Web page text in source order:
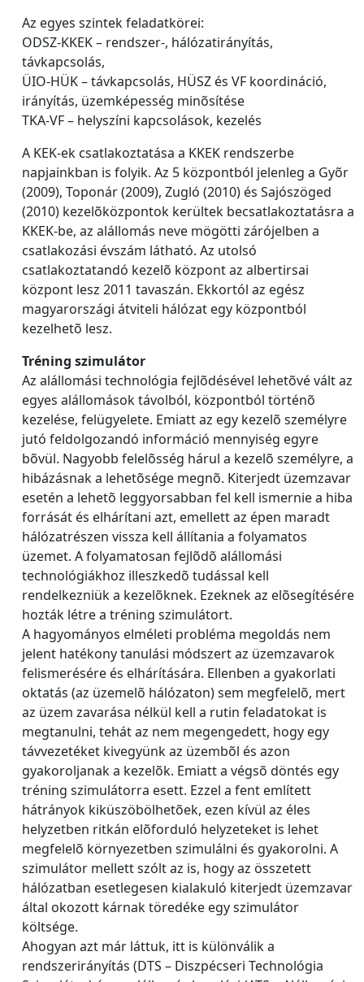
Az egyes szintek feladatkörei:
ODSZ-KKEK – rendszer-, hálózatirányítás,
távkapcsolás,
ÜIO-HÜK – távkapcsolás, HÜSZ és VF koordináció,
irányítás, üzemképesség minõsítése
TKA-VF – helyszíni kapcsolások, kezelés
A KEK-ek csatlakoztatása a KKEK rendszerbe
napjainkban is folyik. Az 5 központból jelenleg a Gyõr
(2009), Toponár (2009), Zugló (2010) és Sajószöged
(2010) kezelõközpontok kerültek becsatlakoztatásra a
KKEK-be, az alállomás neve mögötti zárójelben a
csatlakozási évszám látható. Az utolsó
csatlakoztatandó kezelõ központ az albertirsai
központ lesz 2011 tavaszán. Ekkortól az egész
magyarországi átviteli hálózat egy központból
kezelhetõ lesz.
Tréning szimulátor
Az alállomási technológia fejlõdésével lehetõvé vált az
egyes alállomások távolból, központból történõ
kezelése, felügyelete. Emiatt az egy kezelõ személyre
jutó feldolgozandó információ mennyiség egyre
bõvül. Nagyobb felelõsség hárul a kezelõ személyre, a
hibázásnak a lehetõsége megnõ. Kiterjedt üzemzavar
esetén a lehetõ leggyorsabban fel kell ismernie a hiba
forrását és elhárítani azt, emellett az épen maradt
hálózatrészen vissza kell állítania a folyamatos
üzemet. A folyamatosan fejlõdõ alállomási
technológiákhoz illeszkedõ tudással kell
rendelkezniük a kezelõknek. Ezeknek az elõsegítésére
hozták létre a tréning szimulátort.
A hagyományos elméleti probléma megoldás nem
jelent hatékony tanulási módszert az üzemzavarok
felismerésére és elhárítására. Ellenben a gyakorlati
oktatás (az üzemelõ hálózaton) sem megfelelõ, mert
az üzem zavarása nélkül kell a rutin feladatokat is
megtanulni, tehát az nem megengedett, hogy egy
távvezetéket kivegyünk az üzembõl és azon
gyakoroljanak a kezelõk. Emiatt a végsõ döntés egy
tréning szimulátorra esett. Ezzel a fent említett
hátrányok kiküszöbölhetõek, ezen kívül az éles
helyzetben ritkán elõforduló helyzeteket is lehet
megfelelõ környezetben szimulálni és gyakorolni. A
szimulátor mellett szólt az is, hogy az összetett
hálózatban esetlegesen kialakuló kiterjedt üzemzavar
által okozott kárnak töredéke egy szimulátor
költsége.
Ahogyan azt már láttuk, itt is különválik a
rendszerirányítás (DTS – Diszpécseri Technológia